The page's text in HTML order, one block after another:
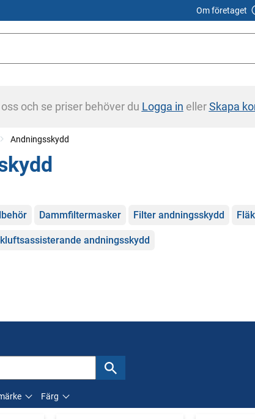
Om företaget
och se priser behöver du Logga in ellerSkapa
Andningsskydd
Dammfiltermasker Filter andningsskydd
andningsskydd
Färg